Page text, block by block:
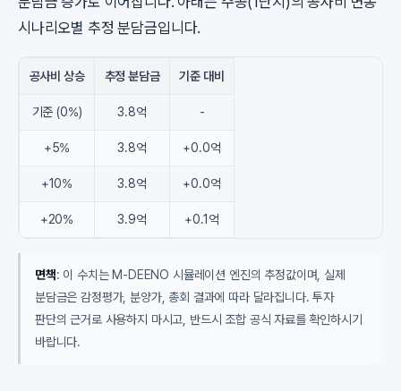
시나리오별 추정 분담금입니다.
공사비 상승 추정 분담금 기준 대비
기준 (0%) 3.8억 -
+5% 3.8억 +0.0억
+10% 3.8억 +0.0억
+20% 3.9억 +0.1억
면책: 이 수치는 M-DEENO 시뮬레이션 엔진의 추정값이며, 실제
분담금은 감정평가, 분양가, 총회 결과에 따라 달라집니다. 투자
판단의 근거로 사용하지 마시고, 반드시 조합 공식 자료를 확인하시기
바랍니다.